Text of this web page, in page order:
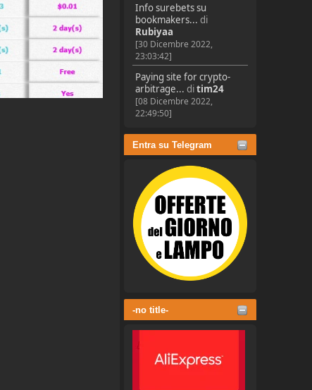
Info surebets su
bookmakers... di
Rubiyaa
[30 Dicembre 2022,
23:03:42]
Paying site for crypto-
arbitrage... ditim24
[08 Dicembre 2022,
22:49:50]
Entra su Telegram
-no title-